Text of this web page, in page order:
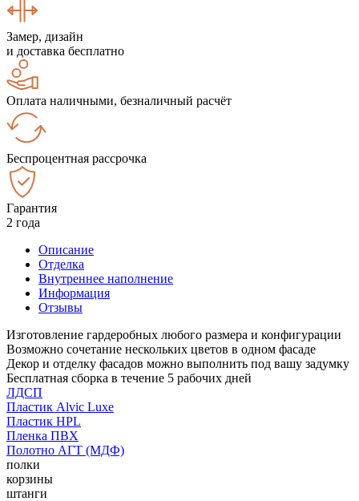
Замер, дизайн
и доставка бесплатно
Оплата наличными, безналичный расчёт
Беспроцентная рассрочка
Гарантия
2 года
Описание
Отделка
Внутреннее наполнение
Информация
Отзывы
Изготовление гардеробных любого размера и конфигурации
Возможно сочетание нескольких цветов в одном фасаде
Декор и отделку фасадов можно выполнить под вашу задумку
Бесплатная сборка в течение 5 рабочих дней
ЛДСП
Пластик Alvic Luxe
Пластик HPL
Пленка ПВХ
Полотно АГТ (МДФ)
полки
корзины
штанги